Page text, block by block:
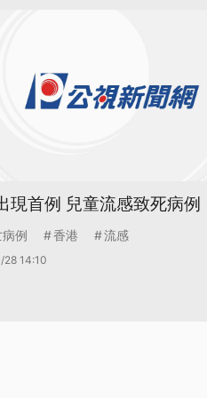
現首例 兒童流感致死病例
例 香港 流感
28 14:10